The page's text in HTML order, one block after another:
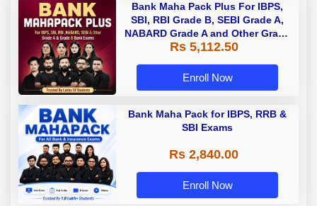
Bank Maha Pack Plus For IBPS,
SBI, RBI Grade B, SEBI Grade A,
NABARD Grade A and Other Grade
A & Grade B Bank Exams
Rs 5,112.50
Enroll Now
Bank Maha Pack for IBPS, RRB &
SBI Exams
Rs 2,840.00
Enroll Now